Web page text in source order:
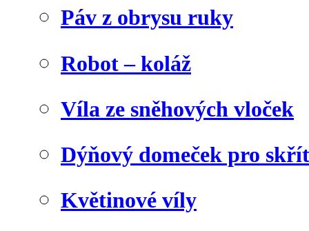
Páv z obrysu ruky
Robot – koláž
Víla ze sněhových vloček
Dýňový domeček pro
Květinové víly